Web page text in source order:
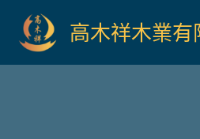
高木祥木業有